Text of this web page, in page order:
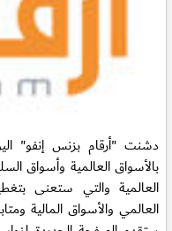
دشنت "أرقام بزنس إنفو"
بالأسواق العالمية وأسواق
العالمية والتي ستعنى
العالمي والأسواق المالية